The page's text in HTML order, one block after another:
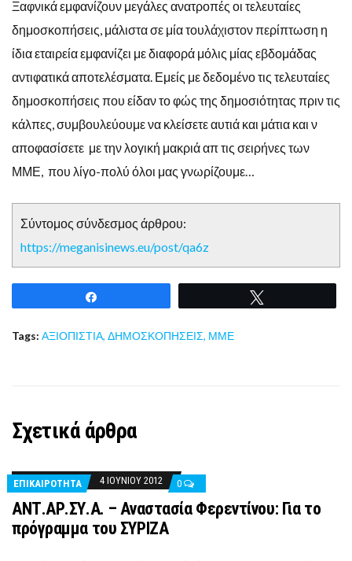
Ξαφνικά εμφανίζουν μεγάλες ανατροπές οι τελευταίες
δημοσκοπήσεις, μάλιστα σε μία τουλάχιστον περίπτωση η
ίδια εταιρεία εμφανίζει με διαφορά μόλις μίας εβδομάδας
αντιφατικά αποτελέσματα. Εμείς με δεδομένο τις τελευταίες
δημοσκοπήσεις που είδαν το φώς της δημοσιότητας πριν τις
κάλπες, συμβουλεύουμε να κλείσετε αυτιά και μάτια και ν
αποφασίσετε με την λογική μακριά απ τις σειρήνες των
ΜΜΕ, που λίγο-πολύ όλοι μας γνωρίζουμε…
Σύντομος σύνδεσμος άρθρου:
https://meganisinews.eu/post/qa6z
Tags: ΑΞΙΟΠΙΣΤΙΑ, ΔΗΜΟΣΚΟΠΗΣΕΙΣ, ΜΜΕ
Σχετικά άρθρα
ΕΠΙΚΑΙΡΟΤΗΤΑ 4 ΙΟΥΝΊΟΥ 2012 0
ΑΝΤ.ΑΡ.ΣΥ.Α. – Αναστασία Φερεντίνου: Για το
πρόγραμμα του ΣΥΡΙΖΑ